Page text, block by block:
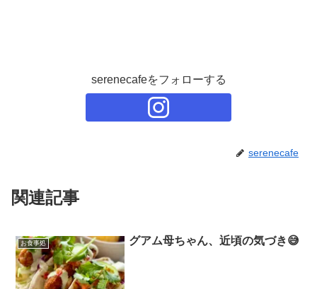
serenecafeをフォローする
serenecafe
関連記事
お食事処 グアム母ちゃん、近頃の気づき😅